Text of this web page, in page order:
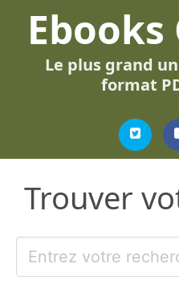
Le plus grand
format
Trouver